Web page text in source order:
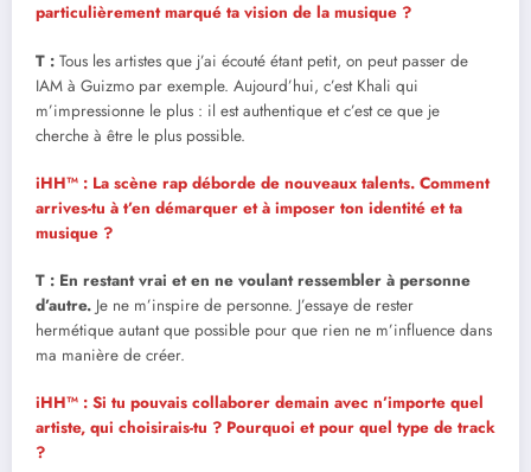
particulièrement marqué ta vision de la musique ?
T : Tous les artistes que j’ai écouté étant petit, on peut passer de
IAM à Guizmo par exemple. Aujourd’hui, c’est Khali qui
m’impressionne le plus : il est authentique et c’est ce que je
cherche à être le plus possible.
iHH™ : La scène rap déborde de nouveaux talents. Comment
arrives-tu à t’en démarquer et à imposer ton identité et ta
musique ?
T : En restant vrai et en ne voulant ressembler à personne
d’autre. Je ne m’inspire de personne. J’essaye de rester
hermétique autant que possible pour que rien ne m’influence dans
ma manière de créer.
iHH™ : Si tu pouvais collaborer demain avec n’importe quel
artiste, qui choisirais-tu ? Pourquoi et pour quel type de track
?